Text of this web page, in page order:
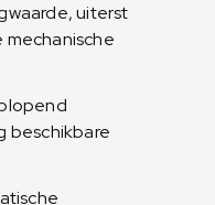
uiterst
mechanische
beschikbare